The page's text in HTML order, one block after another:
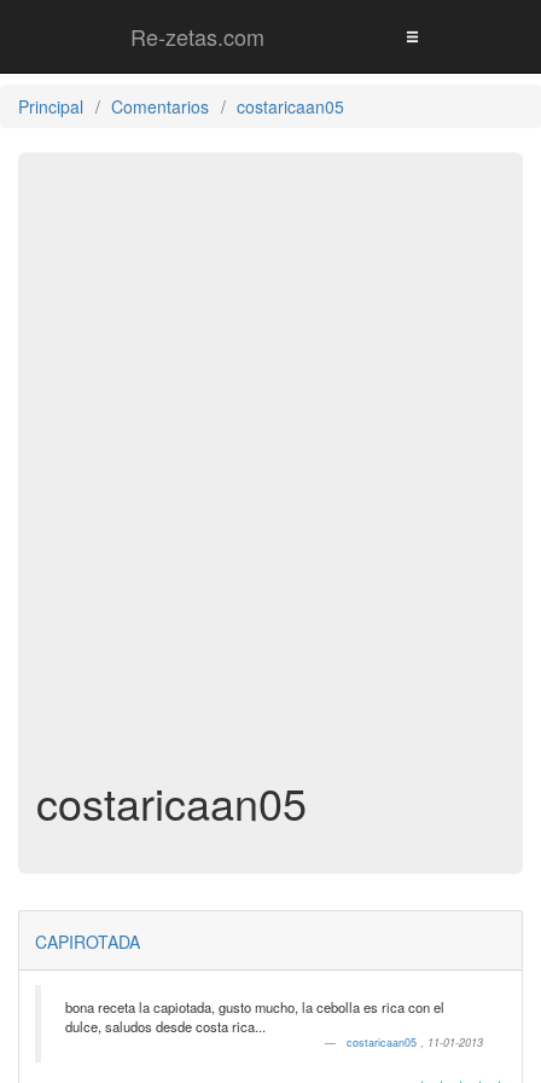
Re-zetas.com
Principal Comentarios costaricaan05
costaricaan05
CAPIROTADA
bona receta la capiotada, gusto mucho, la cebolla es rica con el
dulce, saludos desde costa rica...
costaricaan05 , 11-01-2013